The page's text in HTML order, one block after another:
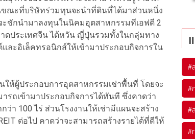
ขณะที่บริษัทร่วมทุนจะนำที่ดินที่ได้มาส่วนหนึ่ง
ะชักนำมาลงทุนในนิคมอุตสาหกรรมทีเอฟดี 2
ดประเทศจีน ไต้หวัน ญี่ปุ่นรวมทั้งในกลุ่มทาง
ละอิเล็คทรอนิกส์ให้เข้ามาประกอบกิจการใน
ห้ผู้ประกอบการอุตสาหกรรมเช่าพื้นที่ โดยจะ
รถเข้ามาประกอบกิจการได้ทันที ซึ่งคาดว่า
า 100 ไร่ ส่วนโรงงานให้เช่ามีแผนจะสร้าง
ต่อไป คาดว่าจะสามารถสร้างรายได้ที่ดีให้
#
#
#
#